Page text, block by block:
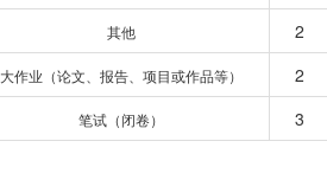
其他 2
大作业（论文、报告、项目或作品等） 2
笔试（闭卷） 3